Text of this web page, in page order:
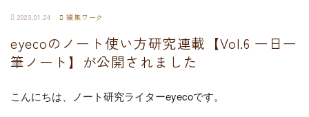
2023.01.24 編集ワーク
eyecoのノート使い方研究連載【Vol.6 一日一
筆ノート】が公開されました
こんにちは、ノート研究ライターeyecoです。